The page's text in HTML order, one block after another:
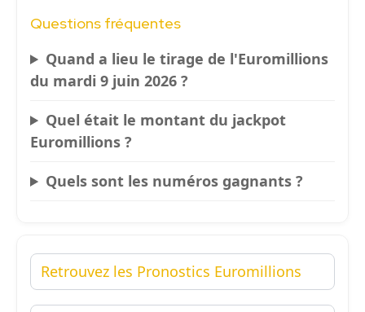
Questions fréquentes
Quand a lieu le tirage de l'Euromillions
du mardi 9 juin 2026 ?
Quel était le montant du jackpot
Euromillions ?
Quels sont les numéros gagnants ?
Retrouvez les Pronostics Euromillions